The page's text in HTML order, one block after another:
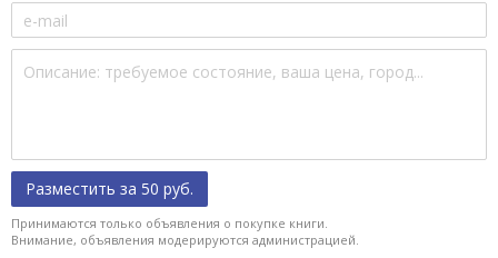
Разместить за 50 руб.
Принимаются только объявления о покупке книги.
Внимание, объявления модерируются администрацией.